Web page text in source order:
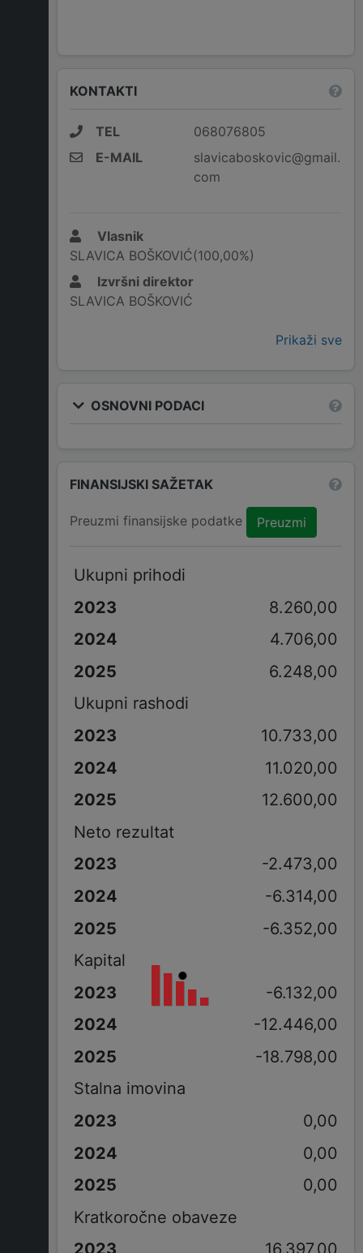
KONTAKTI
TEL
068076805
E-MAIL
slavicaboskovic@gmail.
com
Vlasnik
SLAVICA BOŠKOVIĆ(100,00%)
Izvršni direktor
SLAVICA BOŠKOVIĆ
Prikaži sve
OSNOVNI PODACI
FINANSIJSKI SAŽETAK
Preuzmi finansijske podatke Preuzmi
Ukupni prihodi
8.260,00
4.706,00
6.248,00
Ukupni rashodi
10.733,00
11.020,00
12.600,00
Neto rezultat
-2.473,00
-6.314,00
-6.352,00
Kapital
-6.132,00
-12.446,00
-18.798,00
Stalna imovina
0,00
0,00
0,00
Kratkoročne obaveze